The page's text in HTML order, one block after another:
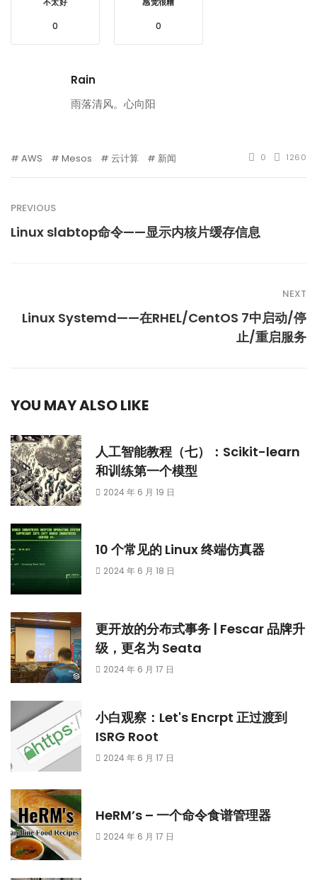
0 0
Rain
雨落清风。心向阳
AWS Mesos 云计算 新闻 0 1260
PREVIOUS
Linux slabtop命令——显示内核片缓存信息
NEXT
Linux Systemd——在RHEL/CentOS 7中启动/停
止/重启服务
YOU MAY ALSO LIKE
人工智能教程（七）：Scikit-learn
和训练第一个模型
2024 年 6 月 19 日
10 个常见的 Linux 终端仿真器
2024 年 6 月 18 日
更开放的分布式事务 | Fescar 品牌升
级，更名为 Seata
2024 年 6 月 17 日
小白观察：Let's Encrpt 正过渡到
ISRG Root
2024 年 6 月 17 日
HeRM’s – 一个命令食谱管理器
2024 年 6 月 17 日